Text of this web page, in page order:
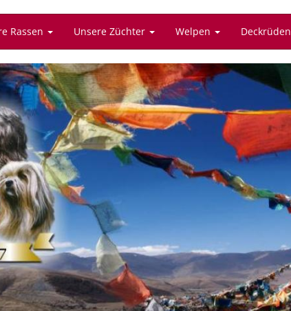
Rassen Unsere Züchter Welpen Deckrüden